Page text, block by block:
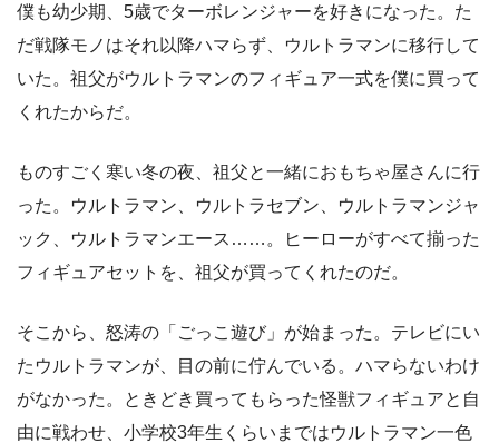
僕も幼少期、5歳でターボレンジャーを好きになった。た
だ戦隊モノはそれ以降ハマらず、ウルトラマンに移行して
いた。祖父がウルトラマンのフィギュア一式を僕に買って
くれたからだ。
ものすごく寒い冬の夜、祖父と一緒におもちゃ屋さんに行
った。ウルトラマン、ウルトラセブン、ウルトラマンジャ
ック、ウルトラマンエース……。ヒーローがすべて揃った
フィギュアセットを、祖父が買ってくれたのだ。
そこから、怒涛の「ごっこ遊び」が始まった。テレビにい
たウルトラマンが、目の前に佇んでいる。ハマらないわけ
がなかった。ときどき買ってもらった怪獣フィギュアと自
由に戦わせ、小学校3年生くらいまではウルトラマン一色